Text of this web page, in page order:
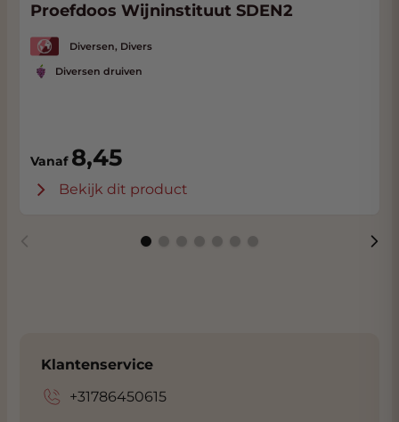
Proefdoos Wijninstituut SDEN2
Diversen, Divers
Diversen druiven
Vanaf 8,45
Bekijk dit product
Klantenservice
+31786450615